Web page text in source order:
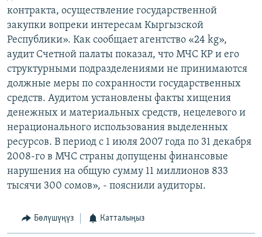
контракта, осуществление государственной
закупки вопреки интересам Кыргызской
Республики». Как сообщает агентство «24 kg»,
аудит Счетной палаты показал, что МЧС КР и его
структурными подразделениями не принимаются
должные меры по сохранности государственных
средств. Аудитом установлены факты хищения
денежных и материальных средств, нецелевого и
нерационального использования выделенных
ресурсов. В период с 1 июля 2007 года по 31 декабря
2008-го в МЧС страны допущены финансовые
нарушения на общую сумму 11 миллионов 833
тысячи 300 сомов», - пояснили аудиторы.
Бөлүшүңүз Катталыңыз